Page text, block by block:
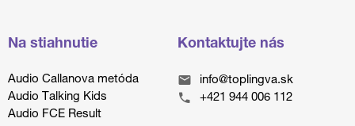
Na stiahnutie
Audio Callanova metóda
Audio Talking Kids
Audio FCE Result
Kontaktujte nás
info@toplingva.sk
+421 944 006 112